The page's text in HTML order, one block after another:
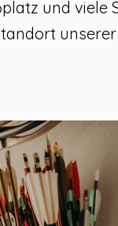
und viele